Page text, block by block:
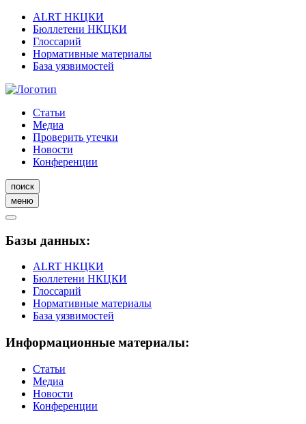
ALRT НКЦКИ
Бюллетени НКЦКИ
Глоссарий
Нормативные материалы
База уязвимостей
Статьи
Медиа
Проверить утечки
Новости
Конференции
поиск
меню
Базы данных:
ALRT НКЦКИ
Бюллетени НКЦКИ
Глоссарий
Нормативные материалы
База уязвимостей
Информационные материалы:
Статьи
Медиа
Новости
Конференции